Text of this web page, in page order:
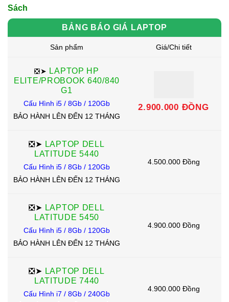
Sách
BẢNG BÁO GIÁ LAPTOP
Sản phẩm Giá/Chi tiết
❎➤ LAPTOP HP
ELITE/PROBOOK 640/840
G1
Cấu Hình i5 / 8Gb / 120Gb
BẢO HÀNH LÊN ĐẾN 12 THÁNG
2.900.000 ĐỒNG
❎➤ LAPTOP DELL
LATITUDE 5440
Cấu Hình i5 / 8Gb / 120Gb
BẢO HÀNH LÊN ĐẾN 12 THÁNG
4.500.000 Đồng
❎➤ LAPTOP DELL
LATITUDE 5450
Cấu Hình i5 / 8Gb / 120Gb
BẢO HÀNH LÊN ĐẾN 12 THÁNG
4.900.000 Đồng
❎➤ LAPTOP DELL
LATITUDE 7440
Cấu Hình i7 / 8Gb / 240Gb
4.900.000 Đồng